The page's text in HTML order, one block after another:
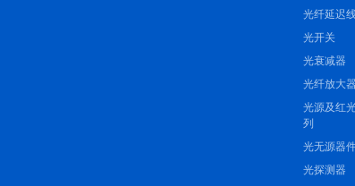
光纤延迟
光开关
光衰减器
光纤放大器
光源及红
列
光无源器
光探测器